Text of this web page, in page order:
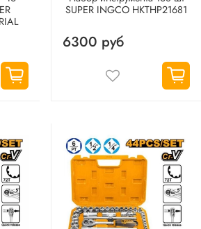
SUPER INGCO HKTHP21681
6300 руб